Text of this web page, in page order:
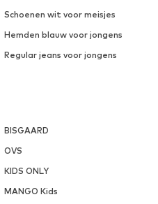
Schoenen wit voor meisjes
Hemden blauw voor jongens
Regular jeans voor jongens
BISGAARD
OVS
KIDS ONLY
MANGO Kids